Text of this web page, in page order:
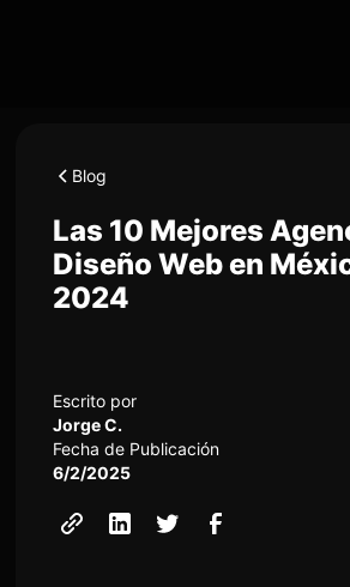
Blog
Las 10 Mejores
Diseño Web en
2024
Escrito por
Jorge C.
Fecha de Publicación
6/2/2025